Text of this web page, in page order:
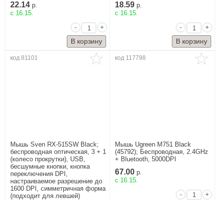
22.14 р.
c 16.15.
-
+
18.59 р.
c 16.15.
-
+
код 81101
Мышь Sven RX-515SW Black;
беспроводная оптическая, 3 + 1
(колесо прокрутки), USB,
бесшумные кнопки, кнопка
переключения DPI,
настраиваемое разрешение до
1600 DPI, симметричная форма
(подходит для левшей)
код 117798
Мышь Ugreen M751 Black
(45792); Беспроводная, 2.4GHz
+ Bluetooth, 5000DPI
67.00 р.
c 16.15.
-
+